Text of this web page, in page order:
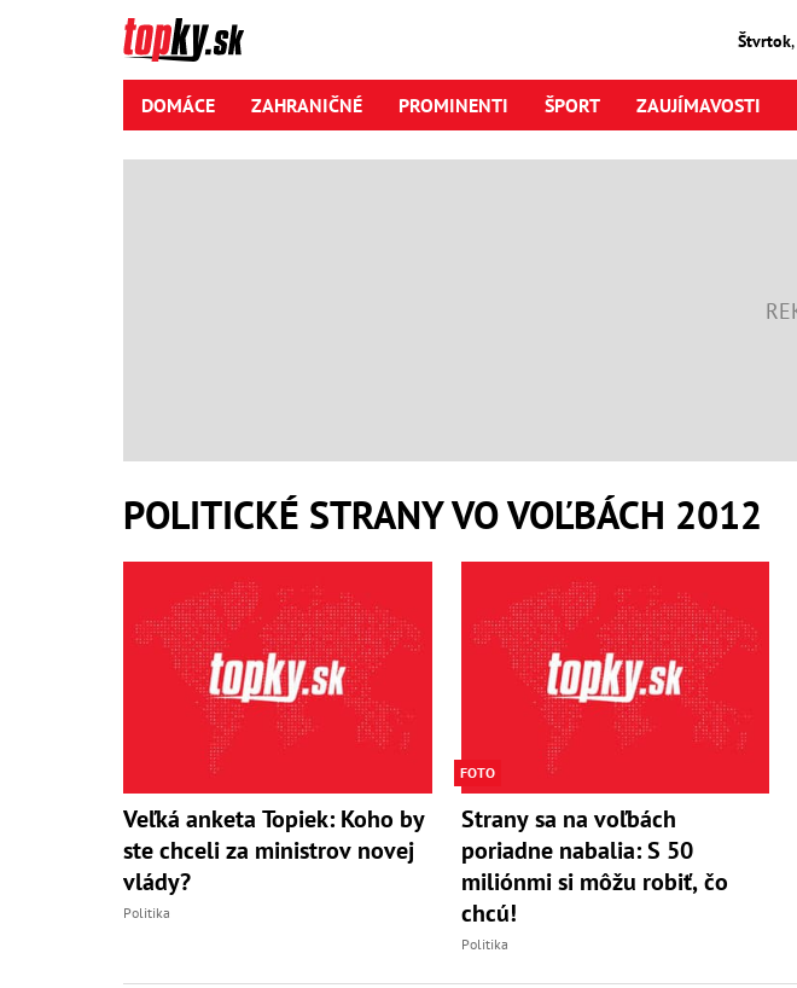
Štvrtok,
DOMÁCE ZAHRANIČNÉ PROMINENTI ŠPORT ZAUJÍMAVOSTI
POLITICKÉ STRANY VO VOĽBÁCH 2012
Veľká anketa Topiek: Koho by
ste chceli za ministrov novej
vlády?
Politika
FOTO
Strany sa na voľbách
poriadne nabalia: S 50
miliónmi si môžu robiť, čo
chcú!
Politika